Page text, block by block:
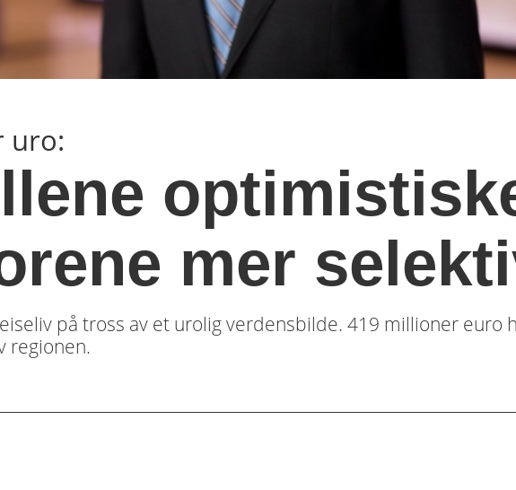
uro:
mer
på tross av et urolig verdensbilde. 419 millioner euro
regionen.